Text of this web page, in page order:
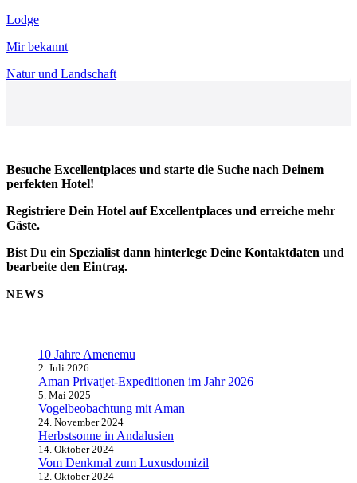
Lodge
Mir bekannt
Natur und Landschaft
Besuche Excellentplaces und starte die Suche nach Deinem
perfekten Hotel!
Registriere Dein Hotel auf Excellentplaces und erreiche mehr
Gäste.
Bist Du ein Spezialist dann hinterlege Deine Kontaktdaten und
bearbeite den Eintrag.
NEWS
10 Jahre Amenemu
2. Juli 2026
Aman Privatjet-Expeditionen im Jahr 2026
5. Mai 2025
Vogelbeobachtung mit Aman
24. November 2024
Herbstsonne in Andalusien
14. Oktober 2024
Vom Denkmal zum Luxusdomizil
12. Oktober 2024